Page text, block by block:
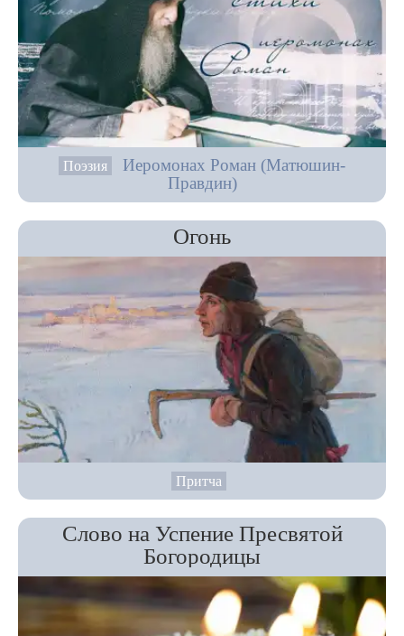
Поэзия
Иеромонах Роман (Матюшин-
Правдин)
Огонь
Притча
Слово на Успение Пресвятой
Богородицы